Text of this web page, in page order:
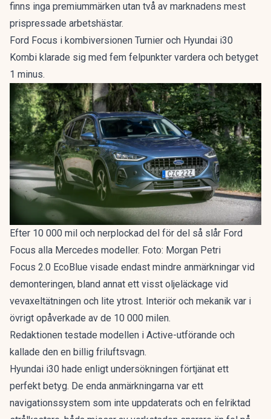
finns inga premiummärken utan två av marknadens mest
prispressade arbetshästar.
Ford Focus i kombiversionen Turnier och Hyundai i30
Kombi klarade sig med fem felpunkter vardera och betyget
1 minus.
Efter 10 000 mil och nerplockad del för del så slår Ford
Focus alla Mercedes modeller. Foto: Morgan Petri
Focus 2.0 EcoBlue visade endast mindre anmärkningar vid
demonteringen, bland annat ett visst oljeläckage vid
vevaxeltätningen och lite ytrost. Interiör och mekanik var i
övrigt opåverkade av de 10 000 milen.
Redaktionen testade modellen i Active-utförande och
kallade den en billig friluftsvagn.
Hyundai i30 hade enligt undersökningen förtjänat ett
perfekt betyg. De enda anmärkningarna var ett
navigationssystem som inte uppdaterats och en felriktad